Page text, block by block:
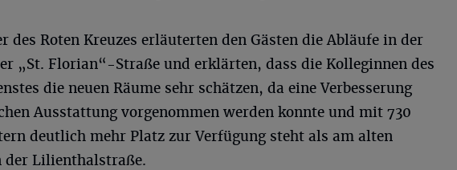
des Roten Kreuzes erläuterten den Gästen die Abläufe in der
„St. Florian“-Straße und erklärten, dass die Kolleginnen des
die neuen Räume sehr schätzen, da eine Verbesserung
Ausstattung vorgenommen werden konnte und mit 730
deutlich mehr Platz zur Verfügung steht als am alten
der Lilienthalstraße.